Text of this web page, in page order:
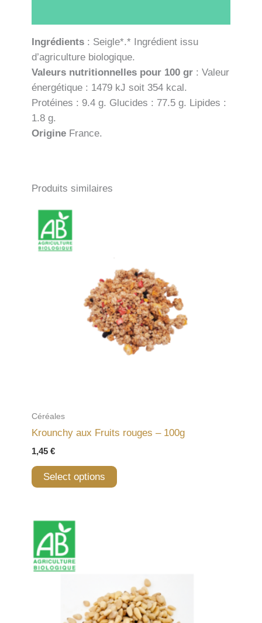
Ingrédients : Seigle*.* Ingrédient issu
d’agriculture biologique.
Valeurs nutritionnelles pour 100 gr : Valeur
énergétique : 1479 kJ soit 354 kcal.
Protéines : 9.4 g. Glucides : 77.5 g. Lipides :
1.8 g.
Origine France.
Produits similaires
Céréales
Krounchy aux Fruits rouges – 100g
1,45 €
Select options